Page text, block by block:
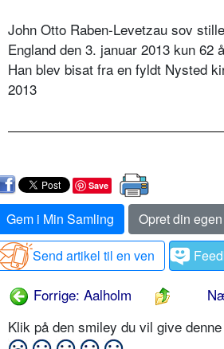
John Otto Raben-Levetzau sov
England den 3. januar 2013 kun 62
Han blev bisat fra en fyldt Nysted
2013
Save
Gem i Min Samling
Opret din
Send artikel til en ven
Forrige: Aalholm
Klik på den smiley du vil give